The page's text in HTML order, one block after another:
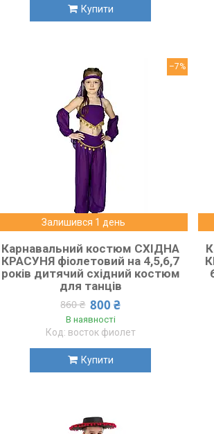
Купити
–7%
Залишився 1 день
Карнавальний костюм СХІДНА
КРАСУНЯ фіолетовий на 4,5,6,7
років дитячий східний костюм
для танців
860 ₴ 800 ₴
В наявності
восток фиолет
Купити